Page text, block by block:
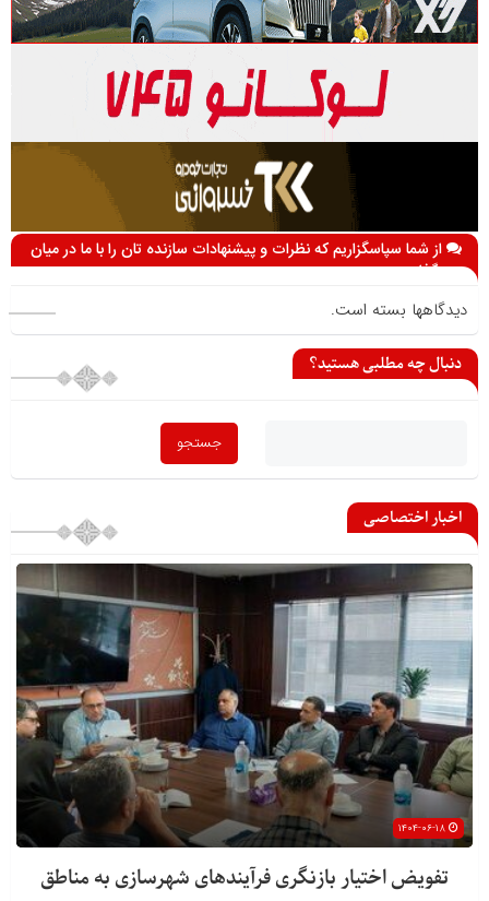
از شما سپاسگزاریم که نظرات و پیشنهادات سازنده تان را با ما در میان
می گذارید
دیدگاهها بسته است.
دنبال چه مطلبی هستید؟
اخبار اختصاصی
تفویض اختیار بازنگری فرآیندهای شهرسازی به مناطق